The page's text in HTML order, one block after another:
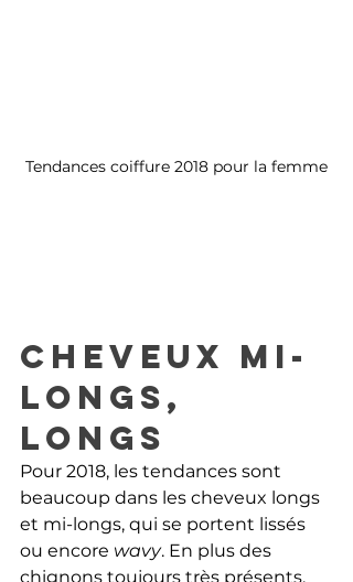
Tendances coiffure 2018 pour la femme
Cheveux mi-
longs,
longs
Pour 2018, les tendances sont
beaucoup dans les cheveux longs
et mi-longs, qui se portent lissés
ou encore wavy. En plus des
chignons toujours très présents,